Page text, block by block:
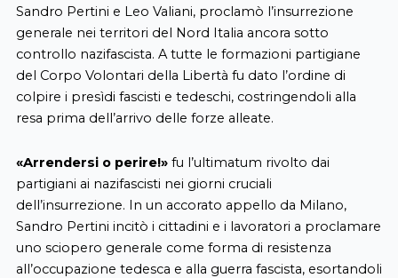
Sandro Pertini e Leo Valiani, proclamò l’insurrezione
generale nei territori del Nord Italia ancora sotto
controllo nazifascista. A tutte le formazioni partigiane
del Corpo Volontari della Libertà fu dato l’ordine di
colpire i presìdi fascisti e tedeschi, costringendoli alla
resa prima dell’arrivo delle forze alleate.
«Arrendersi o perire!»fu l’ultimatum rivolto dai
partigiani ai nazifascisti nei giorni cruciali
dell’insurrezione. In un accorato appello da Milano,
Sandro Pertini incitò i cittadini e i lavoratori a proclamare
uno sciopero generale come forma di resistenza
all’occupazione tedesca e alla guerra fascista, esortandoli